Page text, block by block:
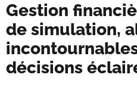
Gestion
de simulation,
décisions